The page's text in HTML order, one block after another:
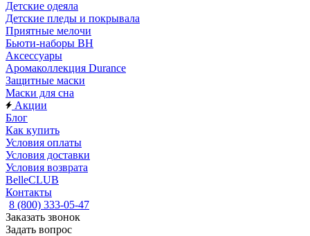
Детские одеяла
Детские пледы и покрывала
Приятные мелочи
Бьюти-наборы ВН
Аксессуары
Аромаколлекция Durance
Защитные маски
Маски для сна
Акции
Блог
Как купить
Условия оплаты
Условия доставки
Условия возврата
BelleCLUB
Контакты
8 (800) 333-05-47
Заказать звонок
Задать вопрос